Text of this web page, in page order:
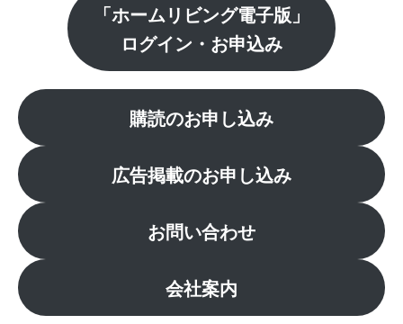
「ホームリビング電子版」
ログイン・お申込み
購読のお申し込み
広告掲載のお申し込み
お問い合わせ
会社案内